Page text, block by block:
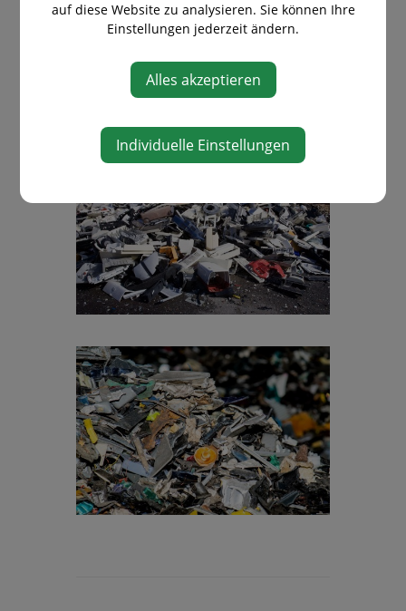
Wenn Sie Hilfe und Unterstützung
bezüglich des
Notifizierungsverfahrens benötigen,
auf diese Website zu analysieren. Sie können Ihre
Einstellungen jederzeit ändern.
Alles akzeptieren
Individuelle Einstellungen